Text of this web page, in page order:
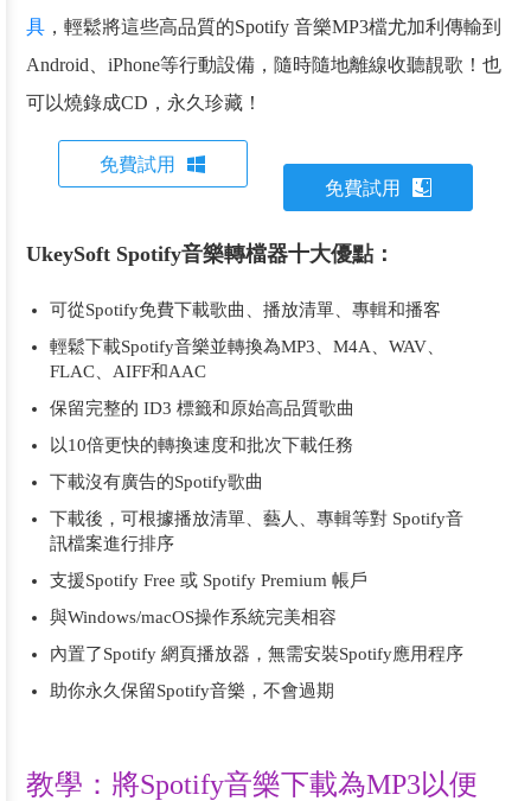
具 ，輕鬆將這些高品質的Spotify 音樂MP3檔尤加利傳輸到
Android、iPhone等行動設備，隨時隨地離線收聽靚歌！也
可以燒錄成CD，永久珍藏！
免費試用
免費試用
UkeySoft Spotify音樂轉檔器十大優點：
可從Spotify免費下載歌曲、播放清單、專輯和播客
輕鬆下載Spotify音樂並轉換為MP3、M4A、WAV、
FLAC、AIFF和AAC
保留完整的 ID3 標籤和原始高品質歌曲
以10倍更快的轉換速度和批次下載任務
下載沒有廣告的Spotify歌曲
下載後，可根據播放清單、藝人、專輯等對 Spotify音
訊檔案進行排序
支援Spotify Free 或 Spotify Premium 帳戶
與Windows/macOS操作系統完美相容
內置了Spotify 網頁播放器，無需安裝Spotify應用程序
助你永久保留Spotify音樂，不會過期
教學：將Spotify音樂下載為MP3以便